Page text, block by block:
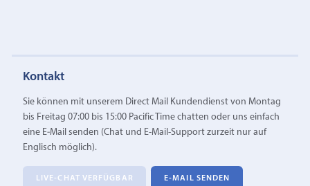
Kontakt
Sie können mit unserem Direct Mail Kundendienst von Montag
bis Freitag 07:00 bis 15:00 Pacific Time chatten oder uns einfach
eine E‑Mail senden (Chat und E-Mail-Support zurzeit nur auf
Englisch möglich).
LIVE-CHAT VERFÜGBAR E‑MAIL SENDEN